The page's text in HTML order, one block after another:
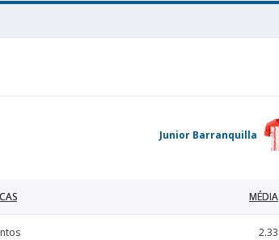
Junior Barranquilla
MÉDIA
2.33